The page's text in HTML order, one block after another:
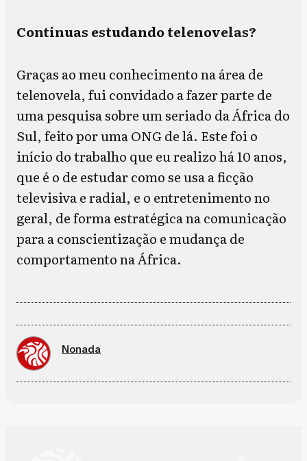
Continuas estudando telenovelas?
Graças ao meu conhecimento na área de
telenovela, fui convidado a fazer parte de
uma pesquisa sobre um seriado da África do
Sul, feito por uma ONG de lá. Este foi o
início do trabalho que eu realizo há 10 anos,
que é o de estudar como se usa a ficção
televisiva e radial, e o entretenimento no
geral, de forma estratégica na comunicação
para a conscientização e mudança de
comportamento na África.
Nonada